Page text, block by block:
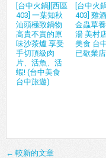
[台中火鍋][西區
403] 一葉知秋
汕頭極致鍋物
高貴不貴的原
味沙茶爐 享受
手切頂級肉
片、活魚、活
蝦! (台中美食
台中旅遊)
[台中火
403] 雞
金蟲草
湯 美村
美食 台
已歇業
← 較新的文章